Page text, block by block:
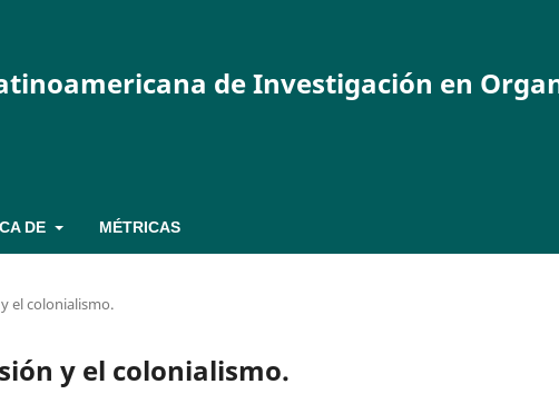
de Investigación en
DE MÉTRICAS
el colonialismo.
y el colonialismo.